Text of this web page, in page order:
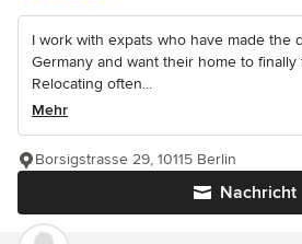
I work with expats who have made the
Germany and want their home to
Relocating often...
Mehr
Nachricht
Borsigstrasse 29, 10115 Berlin